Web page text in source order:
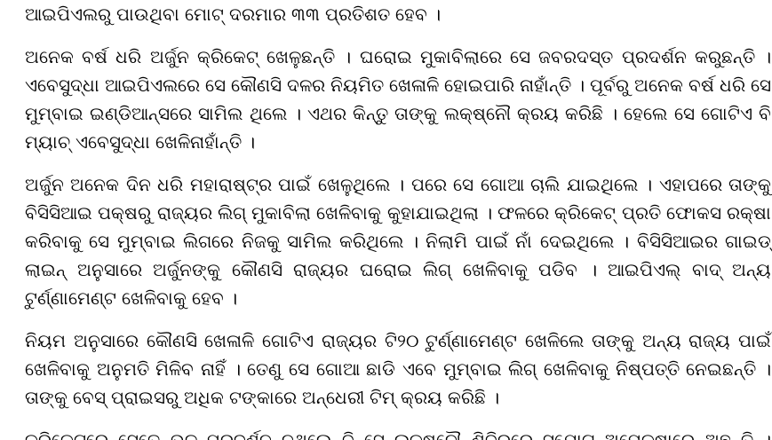
ଆଇପିଏଲରୁ ପାଉଥିବା ମୋଟ୍ ଦରମାର ୩୩ ପ୍ରତିଶତ ହେବ ।
ଅନେକ ବର୍ଷ ଧରି ଅର୍ଜୁନ କ୍ରିକେଟ୍ ଖେଳୁଛନ୍ତି । ଘରୋଇ ମୁକାବିଲାରେ ସେ ଜବରଦସ୍ତ ପ୍ରଦର୍ଶନ କରୁଛନ୍ତି ।
ଏବେସୁଦ୍ଧା ଆଇପିଏଲରେ ସେ କୌଣସି ଦଳର ନିୟମିତ ଖେଳାଳି ହୋଇପାରି ନାହାଁନ୍ତି । ପୂର୍ବରୁ ଅନେକ ବର୍ଷ ଧରି ସେ
ମୁମ୍ବାଇ ଇଣ୍ଡିଆନ୍ସରେ ସାମିଲ ଥିଲେ । ଏଥର କିନ୍ତୁ ତାଙ୍କୁ ଲକ୍ଷ୍ନୌ କ୍ରୟ କରିଛି । ହେଲେ ସେ ଗୋଟିଏ ବି
ମ୍ୟାଚ୍ ଏବେସୁଦ୍ଧା ଖେଳିନାହାଁନ୍ତି ।
ଅର୍ଜୁନ ଅନେକ ଦିନ ଧରି ମହାରାଷ୍ଟ୍ର ପାଇଁ ଖେଳୁଥିଲେ । ପରେ ସେ ଗୋଆ ଚାଲି ଯାଇଥିଲେ । ଏହାପରେ ତାଙ୍କୁ
ବିସିସିଆଇ ପକ୍ଷରୁ ରାଜ୍ୟର ଲିଗ୍ ମୁକାବିଲା ଖେଳିବାକୁ କୁହାଯାଇଥିଲା । ଫଳରେ କ୍ରିକେଟ୍ ପ୍ରତି ଫୋକସ ରକ୍ଷା
କରିବାକୁ ସେ ମୁମ୍ବାଇ ଲିଗରେ ନିଜକୁ ସାମିଲ କରିଥିଲେ । ନିଲାମି ପାଇଁ ନାଁ ଦେଇଥିଲେ । ବିସିସିଆଇର ଗାଇଡ୍
ଲାଇନ୍ ଅନୁସାରେ ଅର୍ଜୁନଙ୍କୁ କୌଣସି ରାଜ୍ୟର ଘରୋଇ ଲିଗ୍ ଖେଳିବାକୁ ପଡିବ । ଆଇପିଏଲ୍ ବାଦ୍ ଅନ୍ୟ
ଟୁର୍ଣ୍ଣାମେଣ୍ଟ ଖେଳିବାକୁ ହେବ ।
ନିୟମ ଅନୁସାରେ କୌଣସି ଖେଳାଳି ଗୋଟିଏ ରାଜ୍ୟର ଟି୨୦ ଟୁର୍ଣ୍ଣାମେଣ୍ଟ ଖେଳିଲେ ତାଙ୍କୁ ଅନ୍ୟ ରାଜ୍ୟ ପାଇଁ
ଖେଳିବାକୁ ଅନୁମତି ମିଳିବ ନାହିଁ । ତେଣୁ ସେ ଗୋଆ ଛାଡି ଏବେ ମୁମ୍ବାଇ ଲିଗ୍ ଖେଳିବାକୁ ନିଷ୍ପତ୍ତି ନେଇଛନ୍ତି ।
ତାଙ୍କୁ ବେସ୍ ପ୍ରାଇସରୁ ଅଧିକ ଟଙ୍କାରେ ଅନ୍ଧେରୀ ଟିମ୍ କ୍ରୟ କରିଛି ।